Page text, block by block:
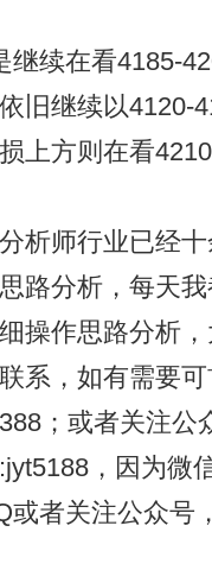
续在看4185-
旧继续以4120-
上方则在看
师行业已经十
路分析，每天
操作思路分析
系，如有需要
；或者关注公
，因为微
或者关注公众号